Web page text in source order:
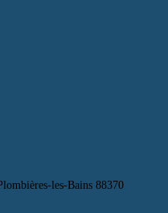
ACCUEIL